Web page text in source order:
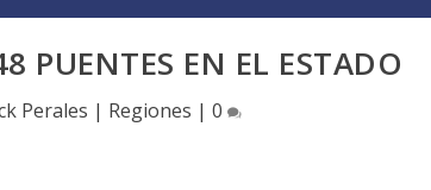
PUENTES EN EL ESTADO
Perales | Regiones |0